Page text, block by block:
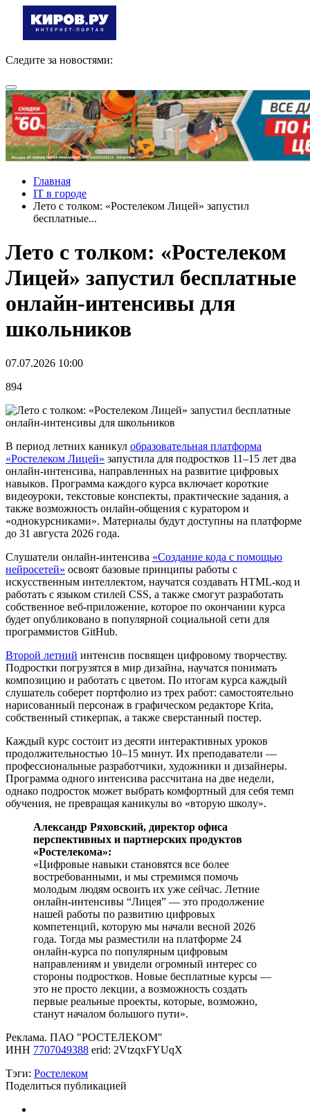
Следите за новостями:
Главная
IT в городе
Лето с толком: «Ростелеком Лицей» запустил
бесплатные...
Лето с толком: «Ростелеком
Лицей» запустил бесплатные
онлайн-интенсивы для
школьников
07.07.2026 10:00
894
В период летних каникул образовательная платформа
«Ростелеком Лицей» запустила для подростков 11–15 лет два
онлайн-интенсива, направленных на развитие цифровых
навыков. Программа каждого курса включает короткие
видеоуроки, текстовые конспекты, практические задания, а
также возможность онлайн-общения с куратором и
«однокурсниками». Материалы будут доступны на платформе
до 31 августа 2026 года.
Слушатели онлайн-интенсива «Создание кода с помощью
нейросетей» освоят базовые принципы работы с
искусственным интеллектом, научатся создавать HTML-код и
работать с языком стилей CSS, а также смогут разработать
собственное веб-приложение, которое по окончании курса
будет опубликовано в популярной социальной сети для
программистов GitHub.
Второй летний интенсив посвящен цифровому творчеству.
Подростки погрузятся в мир дизайна, научатся понимать
композицию и работать с цветом. По итогам курса каждый
слушатель соберет портфолио из трех работ: самостоятельно
нарисованный персонаж в графическом редакторе Krita,
собственный стикерпак, а также сверстанный постер.
Каждый курс состоит из десяти интерактивных уроков
продолжительностью 10–15 минут. Их преподаватели —
профессиональные разработчики, художники и дизайнеры.
Программа одного интенсива рассчитана на две недели,
однако подросток может выбрать комфортный для себя темп
обучения, не превращая каникулы во «вторую школу».
Александр Ряховский, директор офиса
перспективных и партнерских продуктов
«Ростелекома»:
«Цифровые навыки становятся все более
востребованными, и мы стремимся помочь
молодым людям освоить их уже сейчас. Летние
онлайн-интенсивы “Лицея” — это продолжение
нашей работы по развитию цифровых
компетенций, которую мы начали весной 2026
года. Тогда мы разместили на платформе 24
онлайн-курса по популярным цифровым
направлениям и увидели огромный интерес со
стороны подростков. Новые бесплатные курсы —
это не просто лекции, а возможность создать
первые реальные проекты, которые, возможно,
станут началом большого пути».
Реклама. ПАО "РОСТЕЛЕКОМ"
ИНН 7707049388 erid: 2VtzqxFYUqX
Тэги: Ростелеком
Поделиться публикацией